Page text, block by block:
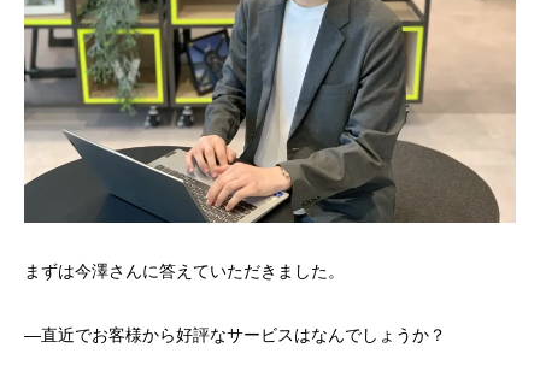
まずは今澤さんに答えていただきました。
—直近でお客様から好評なサービスはなんでしょうか？